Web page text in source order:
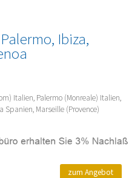
Ibiza,
Italien, Palermo (Monreale) Italien,
Spanien, Marseille (Provence)
zum Angebot